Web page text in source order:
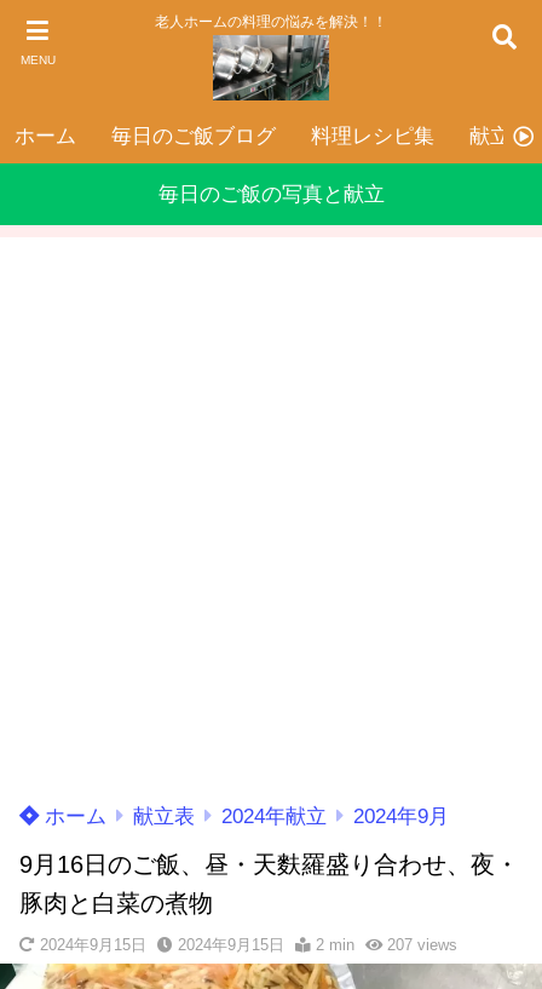
MENU
老人ホームの料理の悩みを解決！！
ホーム 毎日のご飯ブログ 料理レシピ集 献立表
毎日のご飯の写真と献立
ホーム 献立表 2024年献立 2024年9月
9月16日のご飯、昼・天麩羅盛り合わせ、夜・
豚肉と白菜の煮物
2024年9月15日 2024年9月15日 2 min 207views